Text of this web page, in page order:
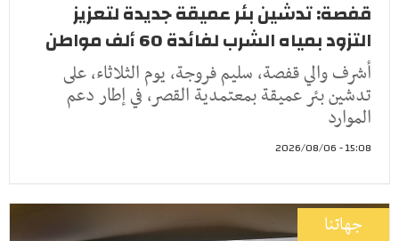
قفصة: تدشين بئر عميقة جديدة لتعزيز
التزود بمياه الشرب لفائدة 60 ألف مواطن
أشرف والي قفصة، سليم فروجة، يوم الثلاثاء، على
تدشين بئر عميقة بمعتمدية القصر، في إطار دعم
الموارد
15:08 - 2026/08/06
جهاتنا